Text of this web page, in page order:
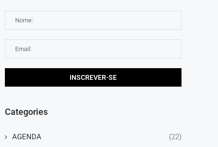
Categories
AGENDA (22)